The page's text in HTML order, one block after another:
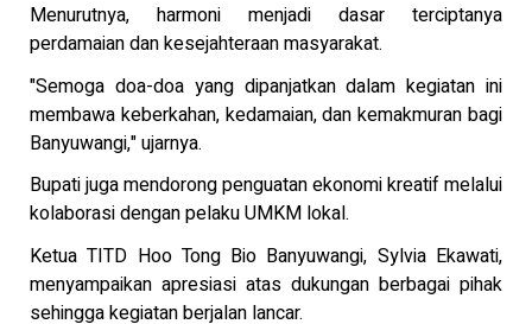
Menurutnya, harmoni menjadi dasar terciptanya
perdamaian dan kesejahteraan masyarakat.
"Semoga doa-doa yang dipanjatkan dalam kegiatan ini
membawa keberkahan, kedamaian, dan kemakmuran bagi
Banyuwangi," ujarnya.
Bupati juga mendorong penguatan ekonomi kreatif melalui
kolaborasi dengan pelaku UMKM lokal.
Ketua TITD Hoo Tong Bio Banyuwangi, Sylvia Ekawati,
menyampaikan apresiasi atas dukungan berbagai pihak
sehingga kegiatan berjalan lancar.